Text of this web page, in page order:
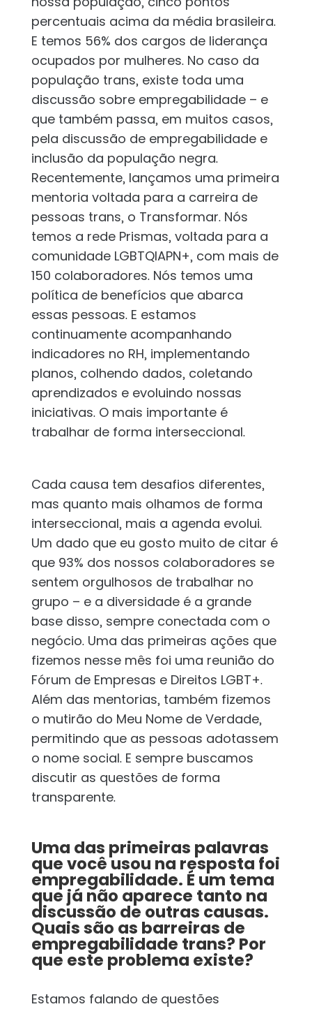
percentuais acima da média brasileira.
E temos 56% dos cargos de liderança
ocupados por mulheres. No caso da
população trans, existe toda uma
discussão sobre empregabilidade – e
que também passa, em muitos casos,
pela discussão de empregabilidade e
inclusão da população negra.
Recentemente, lançamos uma primeira
mentoria voltada para a carreira de
pessoas trans, o Transformar. Nós
temos a rede Prismas, voltada para a
comunidade LGBTQIAPN+, com mais de
150 colaboradores. Nós temos uma
política de benefícios que abarca
essas pessoas. E estamos
continuamente acompanhando
indicadores no RH, implementando
planos, colhendo dados, coletando
aprendizados e evoluindo nossas
iniciativas. O mais importante é
trabalhar de forma interseccional.
Cada causa tem desafios diferentes,
mas quanto mais olhamos de forma
interseccional, mais a agenda evolui.
Um dado que eu gosto muito de citar é
que 93% dos nossos colaboradores se
sentem orgulhosos de trabalhar no
grupo – e a diversidade é a grande
base disso, sempre conectada com o
negócio. Uma das primeiras ações que
fizemos nesse mês foi uma reunião do
Fórum de Empresas e Direitos LGBT+.
Além das mentorias, também fizemos
o mutirão do Meu Nome de Verdade,
permitindo que as pessoas adotassem
o nome social. E sempre buscamos
discutir as questões de forma
transparente.
Uma das primeiras palavras
que você usou na resposta foi
empregabilidade. É um tema
que já não aparece tanto na
discussão de outras causas.
Quais são as barreiras de
empregabilidade trans? Por
que este problema existe?
Estamos falando de questões